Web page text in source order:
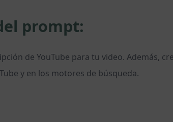
prompt:
de YouTube para tu video. Además,
y en los motores de búsqueda.